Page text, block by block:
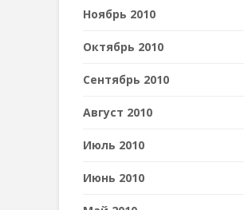
Ноябрь 2010
Октябрь 2010
Сентябрь 2010
Август 2010
Июль 2010
Июнь 2010